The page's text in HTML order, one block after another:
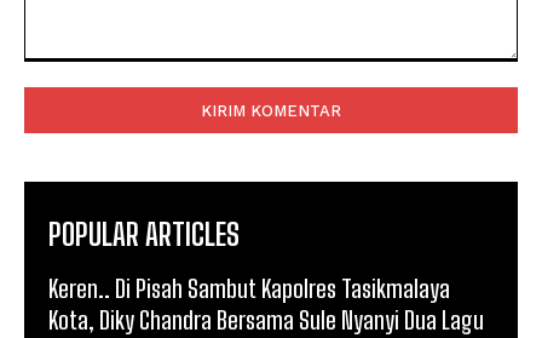
POPULAR ARTICLES
Keren.. Di Pisah Sambut Kapolres Tasikmalaya
Kota, Diky Chandra Bersama Sule Nyanyi Dua Lagu